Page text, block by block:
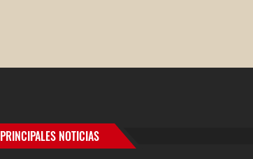
PRINCIPALES NOTICIAS